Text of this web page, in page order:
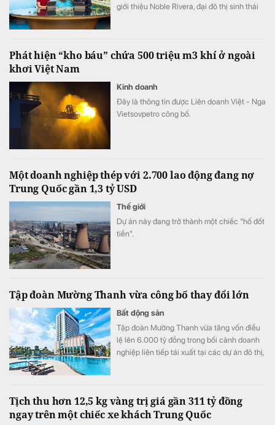
giới thiệu Noble Rivera, đại đô thị sinh thái
cùng bộ sưu tập gần 2.000 dinh thự độc
Phát hiện “kho báu” chứa 500 triệu m3 khí ở ngoài
khơi Việt Nam
Kinh doanh
Đây là thông tin được Liên doanh Việt - Nga
Vietsovpetro công bố.
Một doanh nghiệp thép với 2.700 lao động đang nợ
Trung Quốc gần 1,3 tỷ USD
Thế giới
Dự án này đang trở thành một chiếc "hố đốt
tiền".
Tập đoàn Mường Thanh vừa công bố thay đổi lớn
Bất động sản
Tập đoàn Mường Thanh vừa tăng vốn điều
lệ lên 6.000 tỷ đồng trong bối cảnh doanh
nghiệp liên tiếp tái xuất tại các dự án đô thị,
Tịch thu hơn 12,5 kg vàng trị giá gần 311 tỷ đồng
ngay trên một chiếc xe khách Trung Quốc